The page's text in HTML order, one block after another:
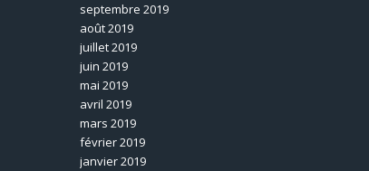
septembre 2019
août 2019
juillet 2019
juin 2019
mai 2019
avril 2019
mars 2019
février 2019
janvier 2019